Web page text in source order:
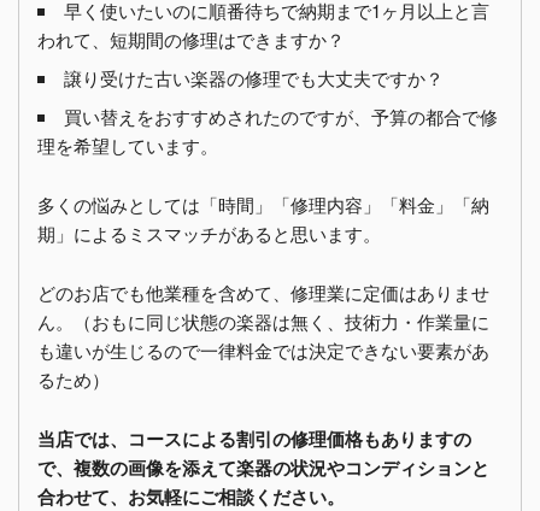
早く使いたいのに順番待ちで納期まで1ヶ月以上と言
われて、短期間の修理はできますか？
譲り受けた古い楽器の修理でも大丈夫ですか？
買い替えをおすすめされたのですが、予算の都合で修
理を希望しています。
多くの悩みとしては「時間」「修理内容」「料金」「納
期」によるミスマッチがあると思います。
どのお店でも他業種を含めて、修理業に定価はありませ
ん。（おもに同じ状態の楽器は無く、技術力・作業量に
も違いが生じるので一律料金では決定できない要素があ
るため）
当店では、コースによる割引の修理価格もありますの
で、複数の画像を添えて楽器の状況やコンディションと
合わせて、お気軽にご相談ください。